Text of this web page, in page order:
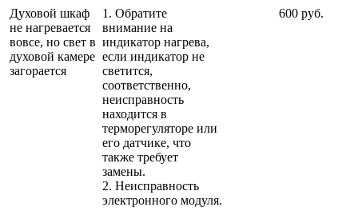
Духовой шкаф
не нагревается
вовсе, но свет в
духовой камере
загорается
1. Обратите
внимание на
индикатор нагрева,
если индикатор не
светится,
соответственно,
неисправность
находится в
терморегуляторе или
его датчике, что
также требует
замены.
2. Неисправность
электронного модуля.
600 руб.